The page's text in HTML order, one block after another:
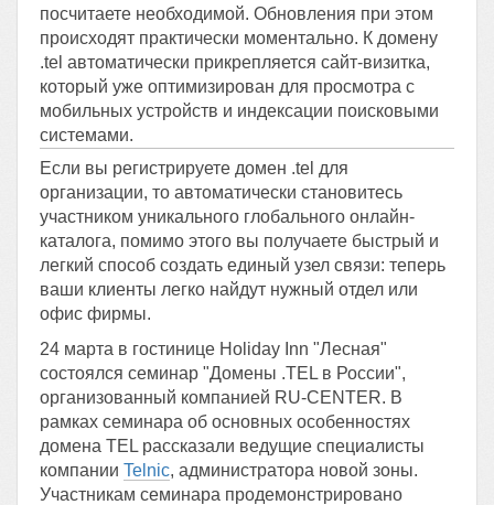
посчитаете необходимой. Обновления при этом
происходят практически моментально. К домену
.tel автоматически прикрепляется сайт-визитка,
который уже оптимизирован для просмотра с
мобильных устройств и индексации поисковыми
системами.
Если вы регистрируете домен .tel для
организации, то автоматически становитесь
участником уникального глобального онлайн-
каталога, помимо этого вы получаете быстрый и
легкий способ создать единый узел связи: теперь
ваши клиенты легко найдут нужный отдел или
офис фирмы.
24 марта в гостинице Holiday Inn "Лесная"
состоялся семинар "Домены .TEL в России",
организованный компанией RU-CENTER. В
рамках семинара об основных особенностях
домена TEL рассказали ведущие специалисты
компании Telnic, администратора новой зоны.
Участникам семинара продемонстрировано